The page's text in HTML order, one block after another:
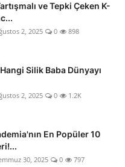
ve Tepki Çeken K-
2, 2025 0 898
Silik Baba Dünyayı
2, 2025 0 1.2K
En Popüler 10
30, 2025 0 797